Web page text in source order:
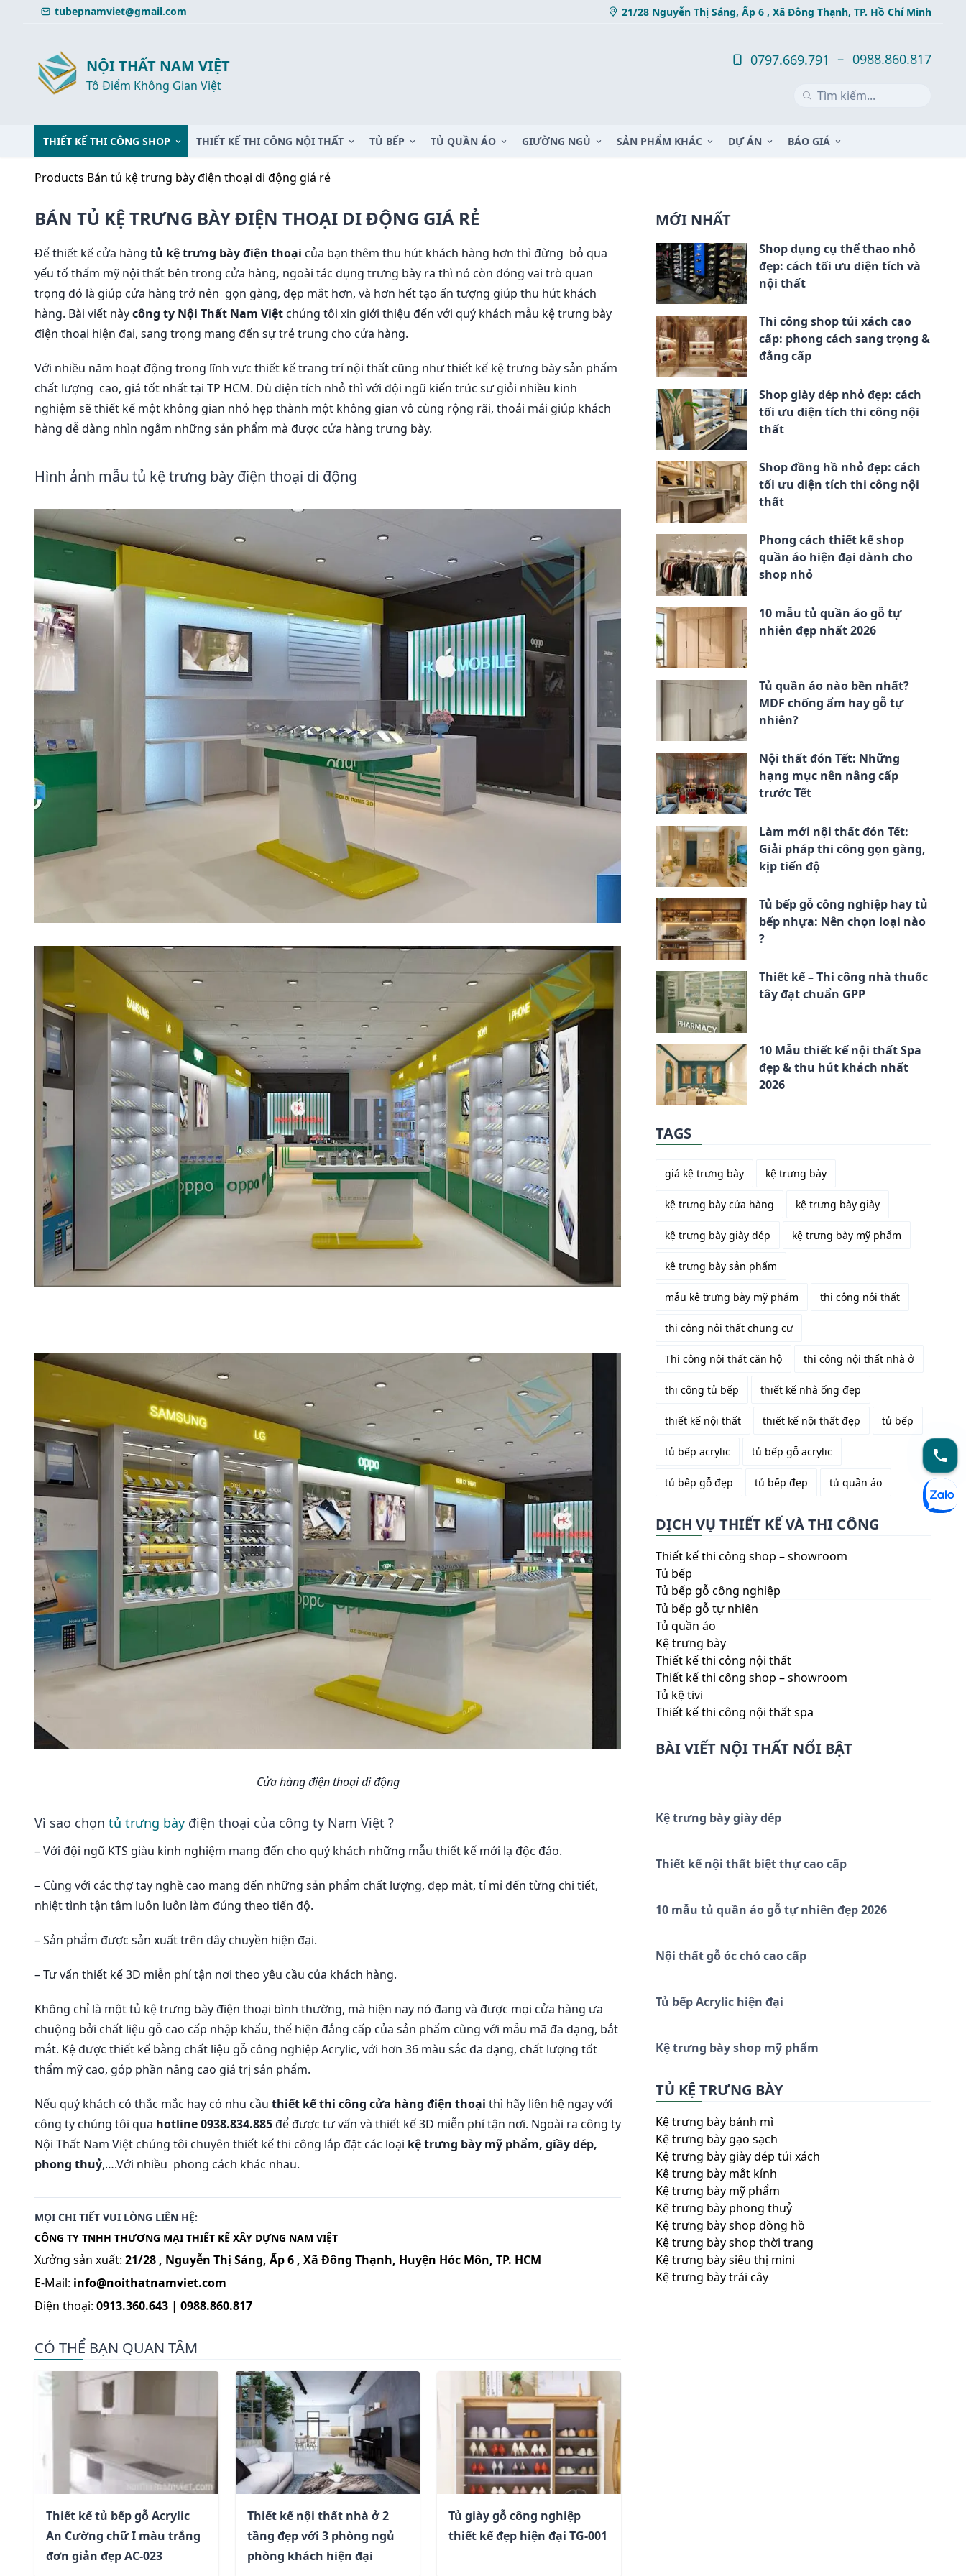
tubepnamviet@gmail.com 21/28 Nguyễn Thị Sáng, Ấp 6 , Xã Đông Thạnh, TP. Hồ Chí Minh
NỘI THẤT NAM VIỆT
Tô Điểm Không Gian Việt
0797.669.791 0988.860.817
THIẾT KẾ THI CÔNG SHOP THIẾT KẾ THI CÔNG NỘI THẤT TỦ BẾP TỦ QUẦN ÁO GIƯỜNG NGỦ SẢN PHẨM KHÁC DỰ ÁN BÁO GIÁ
Products Bán tủ kệ trưng bày điện thoại di động giá rẻ
BÁN TỦ KỆ TRƯNG BÀY ĐIỆN THOẠI DI ĐỘNG GIÁ RẺ
Để thiết kế cửa hàng tủ kệ trưng bày điện thoại của bạn thêm thu hút khách hàng hơn thì đừng bỏ qua
yếu tố thẩm mỹ nội thất bên trong cửa hàng, ngoài tác dụng trưng bày ra thì nó còn đóng vai trò quan
trọng đó là giúp cửa hàng trở nên gọn gàng, đẹp mắt hơn, và hơn hết tạo ấn tượng giúp thu hút khách
hàng. Bài viết nàycông ty Nội Thất Nam Việtchúng tôi xin giới thiệu đến với quý khách mẫu kệ trưng bày
điện thoại hiện đại, sang trọng mang đến sự trẻ trung cho cửa hàng.
Với nhiều năm hoạt động trong lĩnh vực thiết kế trang trí nội thất cũng như thiết kế kệ trưng bày sản phẩm
chất lượng cao, giá tốt nhất tại TP HCM. Dù diện tích nhỏ thì với đội ngũ kiến trúc sư giỏi nhiều kinh
nghiệm sẽ thiết kế một không gian nhỏ hẹp thành một không gian vô cùng rộng rãi, thoải mái giúp khách
hàng dễ dàng nhìn ngắm những sản phẩm mà được cửa hàng trưng bày.
Hình ảnh mẫu tủ kệ trưng bày điện thoại di động
Cửa hàng điện thoại di động
Vì sao chọn tủ trưng bày điện thoại của công ty Nam Việt ?
– Với đội ngũ KTS giàu kinh nghiệm mang đến cho quý khách những mẫu thiết kế mới lạ độc đáo.
– Cùng với các thợ tay nghề cao mang đến những sản phẩm chất lượng, đẹp mắt, tỉ mỉ đến từng chi tiết,
nhiệt tình tận tâm luôn luôn làm đúng theo tiến độ.
– Sản phẩm được sản xuất trên dây chuyền hiện đại.
– Tư vấn thiết kế 3D miễn phí tận nơi theo yêu cầu của khách hàng.
Không chỉ là một tủ kệ trưng bày điện thoại bình thường, mà hiện nay nó đang và được mọi cửa hàng ưa
chuộng bởi chất liệu gỗ cao cấp nhập khẩu, thể hiện đẳng cấp của sản phẩm cùng với mẫu mã đa dạng, bắt
mắt. Kệ được thiết kế bằng chất liệu gỗ công nghiệp Acrylic, với hơn 36 màu sắc đa dạng, chất lượng tốt
thẩm mỹ cao, góp phần nâng cao giá trị sản phẩm.
Nếu quý khách có thắc mắc hay có nhu cầu thiết kế thi công cửa hàng điện thoại thì hãy liên hệ ngay với
công ty chúng tôi qua hotline 0938.834.885để được tư vấn và thiết kế 3D miễn phí tận nơi. Ngoài ra công ty
Nội Thất Nam Việt chúng tôi chuyên thiết kế thi công lắp đặt các loại kệ trưng bày mỹ phẩm, giầy dép,
phong thuỷ,….Với nhiều phong cách khác nhau.
MỌI CHI TIẾT VUI LÒNG LIÊN HỆ:
CÔNG TY TNHH THƯƠNG MẠI THIẾT KẾ XÂY DỰNG NAM VIỆT
Xưởng sản xuất: 21/28 , Nguyễn Thị Sáng, Ấp 6 , Xã Đông Thạnh, Huyện Hóc Môn, TP. HCM
E-Mail: info@noithatnamviet.com
Điện thoại: 0913.360.643 | 0988.860.817
CÓ THỂ BẠN QUAN TÂM
Thiết kế tủ bếp gỗ Acrylic
An Cường chữ I màu trắng
đơn giản đẹp AC-023
Thiết kế nội thất nhà ở 2
tầng đẹp với 3 phòng ngủ
phòng khách hiện đại
Tủ giày gỗ công nghiệp
thiết kế đẹp hiện đại TG-001
MỚI NHẤT
Shop dụng cụ thể thao nhỏ
đẹp: cách tối ưu diện tích và
nội thất
Thi công shop túi xách cao
cấp: phong cách sang trọng &
đẳng cấp
Shop giày dép nhỏ đẹp: cách
tối ưu diện tích thi công nội
thất
Shop đồng hồ nhỏ đẹp: cách
tối ưu diện tích thi công nội
thất
Phong cách thiết kế shop
quần áo hiện đại dành cho
shop nhỏ
10 mẫu tủ quần áo gỗ tự
nhiên đẹp nhất 2026
Tủ quần áo nào bền nhất?
MDF chống ẩm hay gỗ tự
nhiên?
Nội thất đón Tết: Những
hạng mục nên nâng cấp
trước Tết
Làm mới nội thất đón Tết:
Giải pháp thi công gọn gàng,
kịp tiến độ
Tủ bếp gỗ công nghiệp hay tủ
bếp nhựa: Nên chọn loại nào
?
Thiết kế – Thi công nhà thuốc
tây đạt chuẩn GPP
10 Mẫu thiết kế nội thất Spa
đẹp & thu hút khách nhất
2026
TAGS
giá kệ trưng bày kệ trưng bày
kệ trưng bày cửa hàng kệ trưng bày giày
kệ trưng bày giày dép kệ trưng bày mỹ phẩm
kệ trưng bày sản phẩm
mẫu kệ trưng bày mỹ phẩm thi công nội thất
thi công nội thất chung cư
Thi công nội thất căn hộ thi công nội thất nhà ở
thi công tủ bếp thiết kế nhà ống đẹp
thiết kế nội thất thiết kế nội thất đẹp tủ bếp
tủ bếp acrylic tủ bếp gỗ acrylic
tủ bếp gỗ đẹp tủ bếp đẹp tủ quần áo
DỊCH VỤ THIẾT KẾ VÀ THI CÔNG
Thiết kế thi công shop – showroom
Tủ bếp
Tủ bếp gỗ công nghiệp
Tủ bếp gỗ tự nhiên
Tủ quần áo
Kệ trưng bày
Thiết kế thi công nội thất
Thiết kế thi công shop – showroom
Tủ kệ tivi
Thiết kế thi công nội thất spa
BÀI VIẾT NỘI THẤT NỔI BẬT
Kệ trưng bày giày dép
Thiết kế nội thất biệt thự cao cấp
10 mẫu tủ quần áo gỗ tự nhiên đẹp 2026
Nội thất gỗ óc chó cao cấp
Tủ bếp Acrylic hiện đại
Kệ trưng bày shop mỹ phẩm
TỦ KỆ TRƯNG BÀY
Kệ trưng bày bánh mì
Kệ trưng bày gạo sạch
Kệ trưng bày giày dép túi xách
Kệ trưng bày mắt kính
Kệ trưng bày mỹ phẩm
Kệ trưng bày phong thuỷ
Kệ trưng bày shop đồng hồ
Kệ trưng bày shop thời trang
Kệ trưng bày siêu thị mini
Kệ trưng bày trái cây
Họ và tên * Email *
Số điện thoại * Dịch vụ quan tâm *
Chi tiết dự án *
Gửi yêu cầu